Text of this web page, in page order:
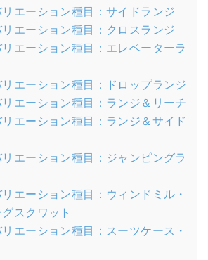
エーション種目：サイドランジ
エーション種目：クロスランジ
エーション種目：エレベーターラ
エーション種目：ドロップランジ
エーション種目：ランジ＆リーチ
エーション種目：ランジ＆サイド
エーション種目：ジャンピングラ
エーション種目：ウィンドミル・
スクワット
エーション種目：スーツケース・